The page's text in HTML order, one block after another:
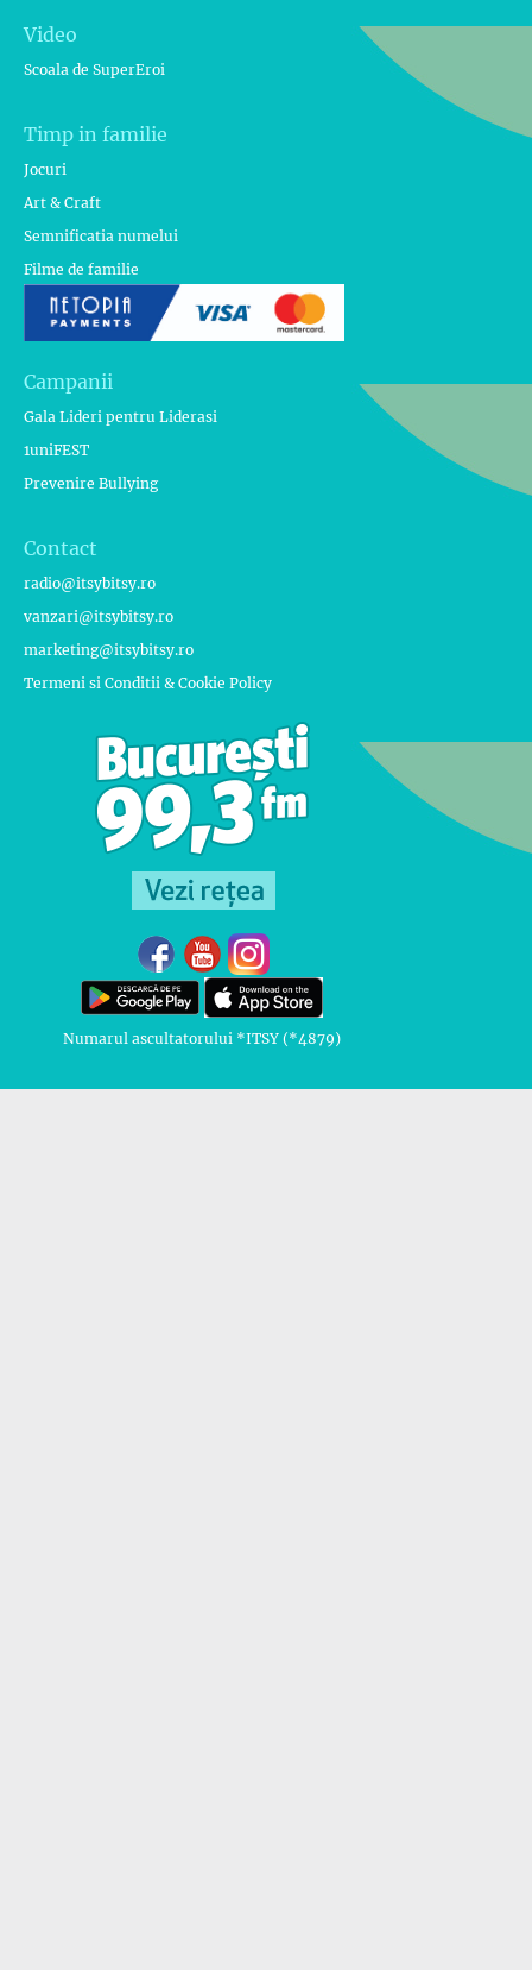
Video
Scoala de SuperEroi
Timp in familie
Jocuri
Art & Craft
Semnificatia numelui
Filme de familie
Campanii
Gala Lideri pentru Liderasi
1uniFEST
Prevenire Bullying
Contact
radio@itsybitsy.ro
vanzari@itsybitsy.ro
marketing@itsybitsy.ro
Termeni si Conditii & Cookie Policy
Numarul ascultatorului *ITSY (*4879)